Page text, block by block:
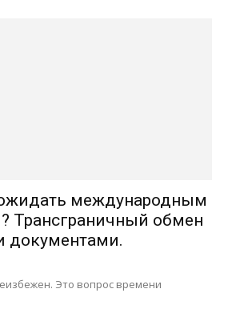
международным
Трансграничный обмен
документами.
Это вопрос времени